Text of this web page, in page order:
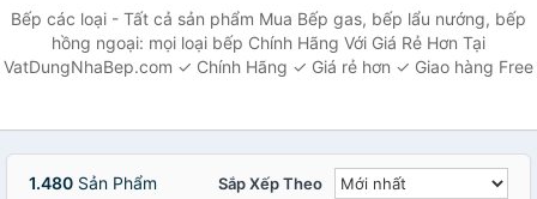
Bếp các loại - Tất cả sản phẩm Mua Bếp gas, bếp lẩu nướng, bếp
hồng ngoại: mọi loại bếp Chính Hãng Với Giá Rẻ Hơn Tại
VatDungNhaBep.com ✓ Chính Hãng ✓ Giá rẻ hơn ✓ Giao hàng Free
1.480 Sản Phẩm Sắp Xếp Theo